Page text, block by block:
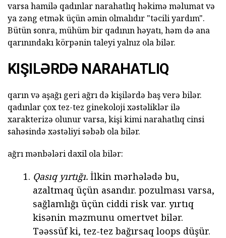
varsa hamilə qadınlar narahatlıq həkimə məlumat və
ya zəng etmək üçün əmin olmalıdır "təcili yardım".
Bütün sonra, mühüm bir qadının həyatı, həm də ana
qarınındakı körpənin taleyi yalnız ola bilər.
KIŞILƏRDƏ NARAHATLIQ
qarın və aşağı geri ağrı də kişilərdə baş verə bilər.
qadınlar çox tez-tez ginekoloji xəstəliklər ilə
xarakterizə olunur varsa, kişi kimi narahatlıq cinsi
sahəsində xəstəliyi səbəb ola bilər.
ağrı mənbələri daxil ola bilər:
Qasıq yırtığı. İlkin mərhələdə bu,
azaltmaq üçün asandır. pozulması varsa,
sağlamlığı üçün ciddi risk var. yırtıq
kisənin məzmunu omertvet bilər.
Təəssüf ki, tez-tez bağırsaq loops düşür.